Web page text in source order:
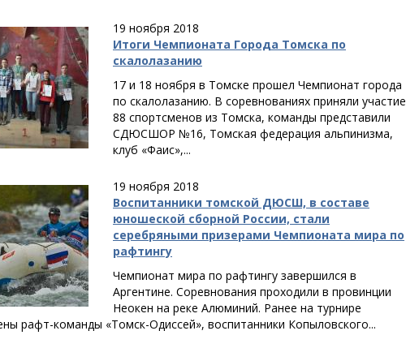
19 ноября 2018
Итоги Чемпионата Города Томска по
скалолазанию
17 и 18 ноября в Томске прошел Чемпионат города
по скалолазанию. В соревнованиях приняли участие
88 спортсменов из Томска, команды представили
СДЮСШОР №16, Томская федерация альпинизма,
клуб «Фаис»,...
19 ноября 2018
Воспитанники томской ДЮСШ, в составе
юношеской сборной России, стали
серебряными призерами Чемпионата мира по
рафтингу
Чемпионат мира по рафтингу завершился в
Аргентине. Соревнования проходили в провинции
Неокен на реке Алюминий. Ранее на турнире
рафт-команды «Томск-Одиссей», воспитанники Копыловского...